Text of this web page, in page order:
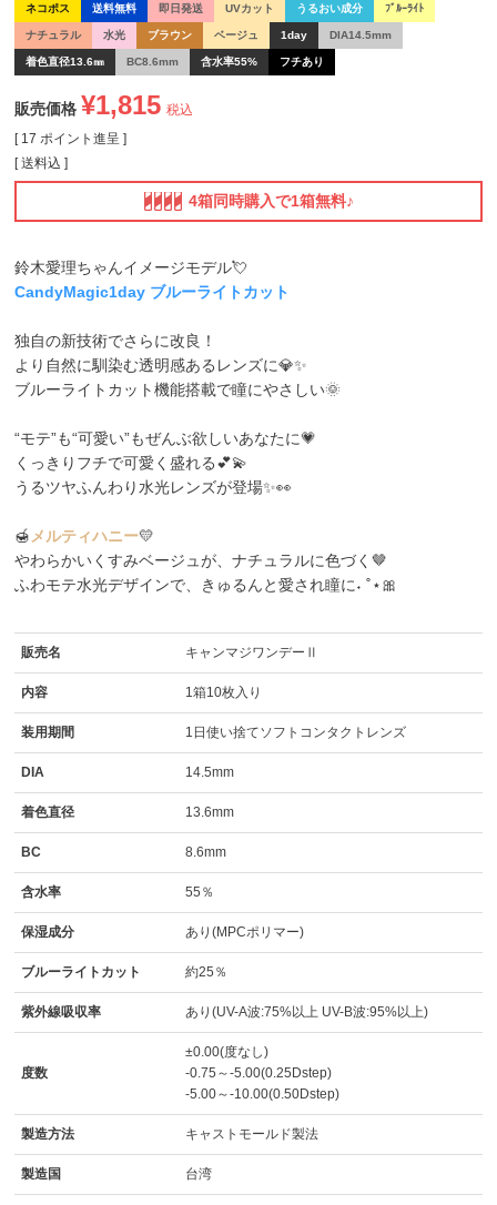
ネコポス 送料無料 即日発送 UVカット うるおい成分 ﾌﾞﾙｰﾗｲﾄ
ナチュラル 水光 ブラウン ベージュ 1day DIA14.5mm
着色直径13.6㎜ BC8.6mm 含水率55% フチあり
販売価格 ¥1,815 税込
[ 17 ポイント進呈 ]
送料込
4箱同時購入で1箱無料♪
鈴木愛理ちゃんイメージモデル💘
CandyMagic1day ブルーライトカット
独自の新技術でさらに改良！
より自然に馴染む透明感あるレンズに💎✨
ブルーライトカット機能搭載で瞳にやさしい🌞
“モテ”も“可愛い”もぜんぶ欲しいあなたに💗
くっきりフチで可愛く盛れる💕💫
うるツヤふんわり水光レンズが登場✨👀
🍯 メルティハニー💛
やわらかいくすみベージュが、ナチュラルに色づく🤎
ふわモテ水光デザインで、きゅるんと愛され瞳に˖ ˚⋆🎀
販売名 キャンマジワンデーⅡ
内容 1箱10枚入り
装用期間 1日使い捨てソフトコンタクトレンズ
DIA 14.5mm
着色直径 13.6mm
BC 8.6mm
含水率 55％
保湿成分 あり(MPCポリマー)
ブルーライトカット 約25％
紫外線吸収率 あり(UV-A波:75%以上 UV-B波:95%以上)
度数
±0.00(度なし)
-0.75～-5.00(0.25Dstep)
-5.00～-10.00(0.50Dstep)
製造方法 キャストモールド製法
製造国 台湾